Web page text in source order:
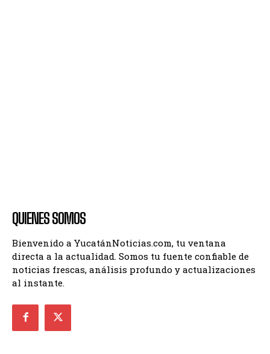
QUIENES SOMOS
Bienvenido a YucatánNoticias.com, tu ventana
directa a la actualidad. Somos tu fuente confiable de
noticias frescas, análisis profundo y actualizaciones
al instante.